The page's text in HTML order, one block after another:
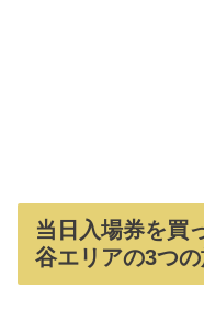
当日入場券を買
谷エリアの3つ